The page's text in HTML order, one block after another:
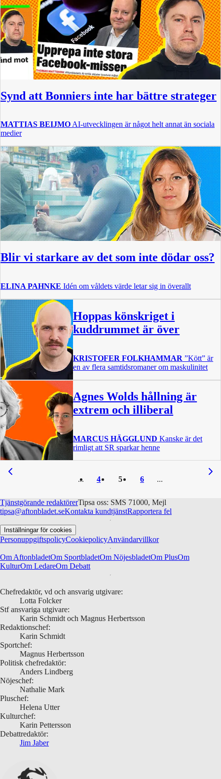
Synd att Bonniers inte har bättre strateger
MATTIAS BEIJMOAI-utvecklingen är något helt annat än sociala
medier
Blir vi starkare av det som inte dödar oss?
ELINA PAHNKE Idén om våldets värde letar sig in överallt
Hoppas könskriget i
kuddrummet är över
KRISTOFER FOLKHAMMAR ”Kött” är
en av flera samtidsromaner om maskulinitet
Agnes Wolds hållning är
extrem och illiberal
MARCUS HÄGGLUND Kanske är det
rimligt att SR sparkar henne
4 5 6
Tjänstgörande redaktörerTipsa oss: SMS 71000, Mejl
tipsa@aftonbladet.seKontakta kundtjänstRapportera fel
Inställningar för cookies
PersonuppgiftspolicyCookiepolicyAnvändarvillkor
Om AftonbladetOm SportbladetOm NöjesbladetOm PlusOm
KulturOm LedareOm Debatt
Chefredaktör, vd och ansvarig utgivare:
Lotta Folcker
Stf ansvariga utgivare:
Karin Schmidt och Magnus Herbertsson
Redaktionschef:
Karin Schmidt
Sportchef:
Magnus Herbertsson
Politisk chefredaktör:
Anders Lindberg
Nöjeschef:
Nathalie Mark
Pluschef:
Helena Utter
Kulturchef:
Karin Pettersson
Debattredaktör:
Jim Jaber